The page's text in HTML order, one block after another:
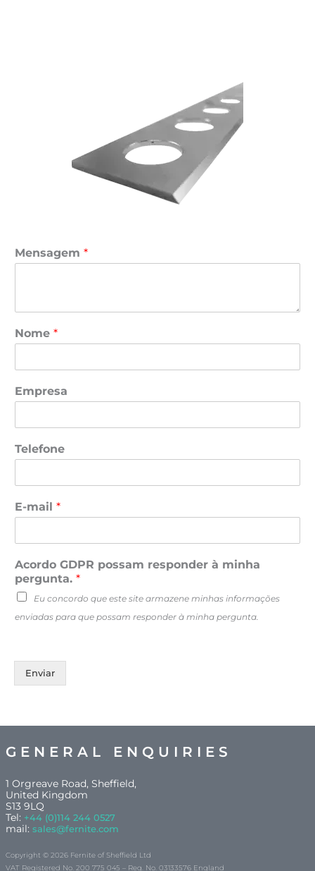
Mensagem *
Nome *
Empresa
Telefone
E-mail *
Acordo GDPR possam responder à minha
pergunta. *
Eu concordo que este site armazene minhas informações
enviadas para que possam responder à minha pergunta.
Enviar
GENERAL ENQUIRIES
1 Orgreave Road, Sheffield,
United Kingdom
S13 9LQ
Tel: +44 (0)114 244 0527
mail: sales@fernite.com
Copyright © 2026 Fernite of Sheffield Ltd
VAT Registered No. 200 775 045 – Reg. No. 03133576 England